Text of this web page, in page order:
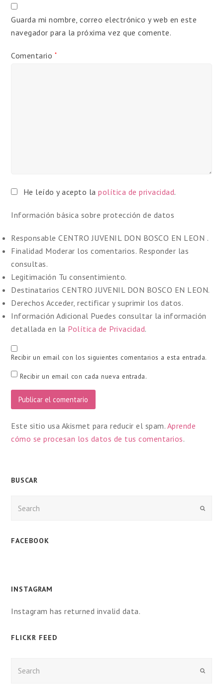
Guarda mi nombre, correo electrónico y web en este
navegador para la próxima vez que comente.
Comentario *
He leído y acepto lapolítica de privacidad.
Información básica sobre protección de datos
Responsable CENTRO JUVENIL DON BOSCO EN LEON .
Finalidad Moderar los comentarios. Responder las
consultas.
Legitimación Tu consentimiento.
Destinatarios CENTRO JUVENIL DON BOSCO EN LEON.
Derechos Acceder, rectificar y suprimir los datos.
Información Adicional Puedes consultar la información
detallada en la Política de Privacidad.
Recibir un email con los siguientes comentarios a esta entrada.
Recibir un email con cada nueva entrada.
Este sitio usa Akismet para reducir el spam. Aprende
cómo se procesan los datos de tus comentarios.
BUSCAR
Enviar
FACEBOOK
INSTAGRAM
Instagram has returned invalid data.
FLICKR FEED
Enviar